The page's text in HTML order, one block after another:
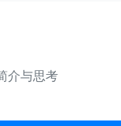
介与思考